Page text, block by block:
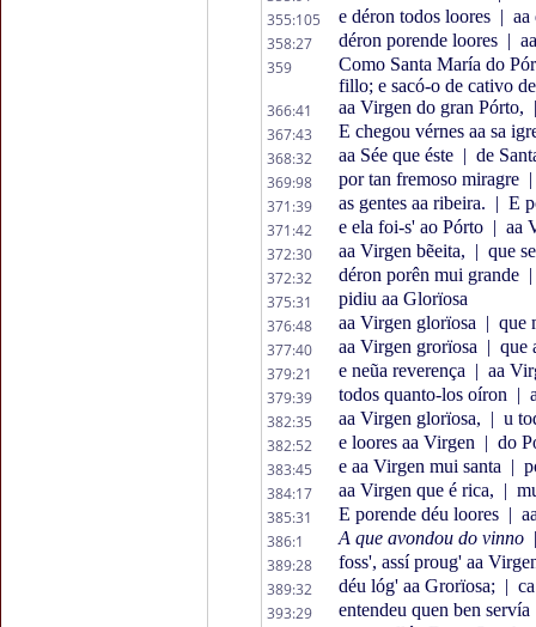
355:105
e déron todos loores | aa
358:27
déron porende loores |
359
Como Santa María do
fillo; e sacó-o de cativo
366:41
aa Virgen do gran Pórto, |
367:43
E chegou vérnes aa sa
368:32
aa Sée que éste | de
369:98
por tan fremoso miragre |
371:39
as gentes aa ribeira. | E
371:42
e ela foi-s' ao Pórto | aa
372:30
aa Virgen bẽeita, | que
372:32
déron porên mui grande |
375:31
pidiu aa Glorïosa
376:48
aa Virgen glorïosa | que
377:40
aa Virgen grorïosa | que
379:21
e neũa reverença | aa
379:39
todos quanto-los oíron |
382:35
aa Virgen glorïosa, | u
382:52
e loores aa Virgen | do
383:45
e aa Virgen mui santa |
384:17
aa Virgen que é rica, |
385:31
E porende déu loores |
386:1
A que avondou do vinno |
389:28
foss', assí proug' aa
389:32
déu lóg' aa Grorïosa; |
393:29
entendeu quen ben servía